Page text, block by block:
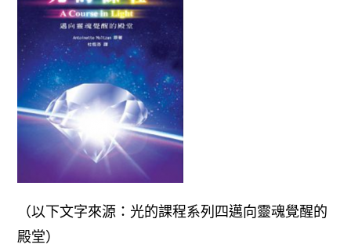
（以下文字來源：光的課程系列四邁向靈魂覺醒的
殿堂）